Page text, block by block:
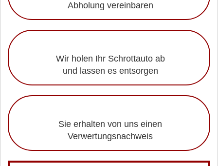
Abholung vereinbaren
Wir holen Ihr Schrottauto ab
und lassen es entsorgen
Sie erhalten von uns einen
Verwertungsnachweis